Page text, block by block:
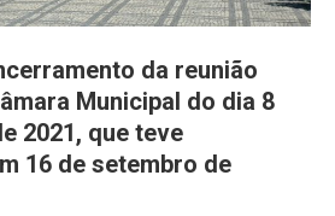
da reunião
Municipal do dia 8
2021, que teve
16 de setembro de